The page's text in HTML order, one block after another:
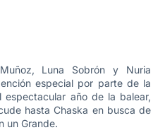
Luna Sobrón y Nuria
especial por parte de la
espectacular año de la balear,
hasta Chaska en busca de
un Grande.